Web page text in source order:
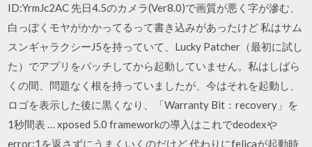
ID:YrmJc2AC 先日4.5のカメラ(Ver8.0)で画質が悪く字が滲む、
白っぽくモヤがかかってるって書き込みがあったけど 私はサム
スンギャラクシーJ5を持っていて、Lucky Patcher（最初に試し
た）でアプリをパッチしてから起動していません。私はしばら
くの間、問題なく根を持っていましたが、今はそれを起動し、
ロゴを表示した後に黒くなり、「Warranty Bit：recovery」を
1秒間表 … xposed 5.0 frameworkの導入はこれでdeodexや
error:1を返さずにうまくいくのだけど 代わりにfelicaが起動時